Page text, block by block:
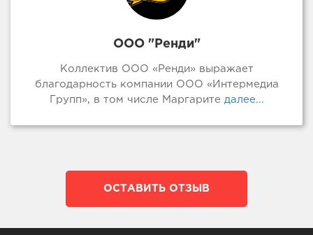
ООО "Ренди"
Коллектив ООО «Ренди» выражает
благодарность компании ООО «Интермедиа
Групп», в том числе Маргарите далее...
ОСТАВИТЬ ОТЗЫВ